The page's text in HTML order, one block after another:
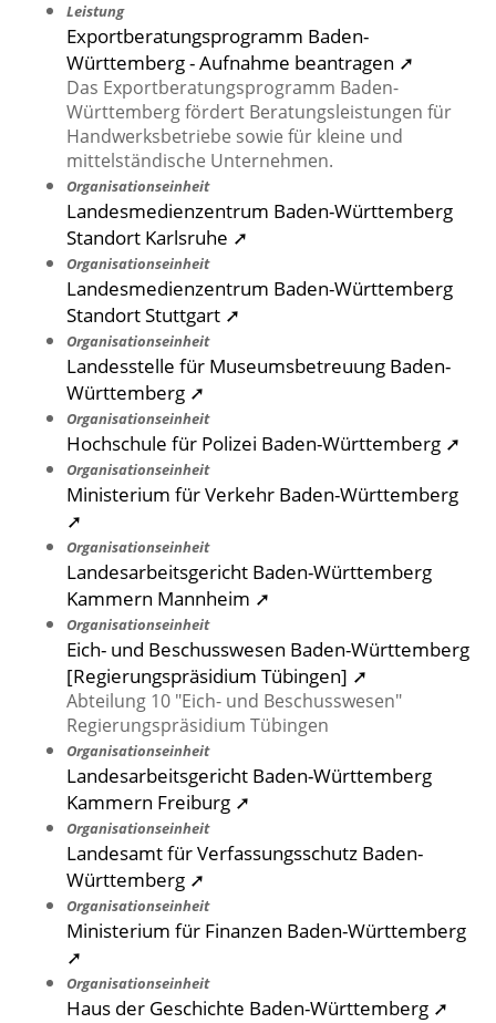
Leistung
Exportberatungsprogramm Baden-
Württemberg - Aufnahme beantragen ➚
Das Exportberatungsprogramm Baden-
Württemberg fördert Beratungsleistungen für
Handwerksbetriebe sowie für kleine und
mittelständische Unternehmen.
Organisationseinheit
Landesmedienzentrum Baden-Württemberg
Standort Karlsruhe ➚
Organisationseinheit
Landesmedienzentrum Baden-Württemberg
Standort Stuttgart ➚
Organisationseinheit
Landesstelle für Museumsbetreuung Baden-
Württemberg ➚
Organisationseinheit
Hochschule für Polizei Baden-Württemberg ➚
Organisationseinheit
Ministerium für Verkehr Baden-Württemberg
➚
Organisationseinheit
Landesarbeitsgericht Baden-Württemberg
Kammern Mannheim ➚
Organisationseinheit
Eich- und Beschusswesen Baden-Württemberg
[Regierungspräsidium Tübingen] ➚
Abteilung 10 "Eich- und Beschusswesen"
Regierungspräsidium Tübingen
Organisationseinheit
Landesarbeitsgericht Baden-Württemberg
Kammern Freiburg ➚
Organisationseinheit
Landesamt für Verfassungsschutz Baden-
Württemberg ➚
Organisationseinheit
Ministerium für Finanzen Baden-Württemberg
➚
Organisationseinheit
Haus der Geschichte Baden-Württemberg ➚